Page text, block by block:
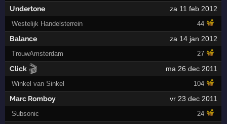
Undertone za 11 feb 2012
Westelijk Handelsterrein 44
Balance za 14 jan 2012
TrouwAmsterdam 27
Click 🎬 ma 26 dec 2011
Winkel van Sinkel 104
Marc Romboy vr 23 dec 2011
Subsonic 24